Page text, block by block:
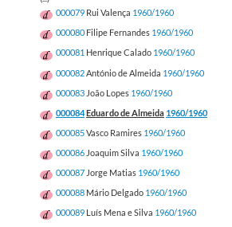
000079 Rui Valença 1960/1960
000080 Filipe Fernandes 1960/1960
000081 Henrique Calado 1960/1960
000082António de Almeida 1960/1960
000083 João Lopes 1960/1960
000084Eduardo de Almeida 1960/1960
000085Vasco Ramires 1960/1960
000086 Joaquim Silva 1960/1960
000087 Jorge Matias 1960/1960
000088 Mário Delgado 1960/1960
000089 Luís Mena e Silva 1960/1960